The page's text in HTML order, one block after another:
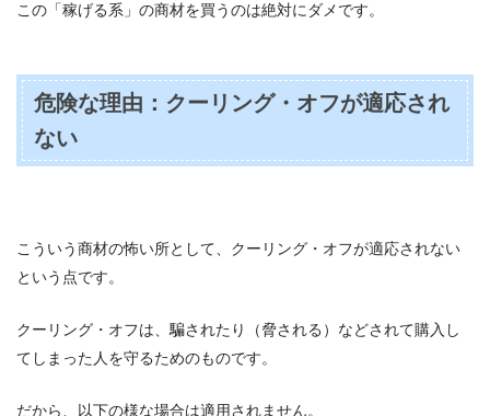
この「稼げる系」の商材を買うのは絶対にダメです。
危険な理由：クーリング・オフが適応され
ない
こういう商材の怖い所として、クーリング・オフが適応されない
という点です。
クーリング・オフは、騙されたり（脅される）などされて購入し
てしまった人を守るためのものです。
だから、以下の様な場合は適用されません。